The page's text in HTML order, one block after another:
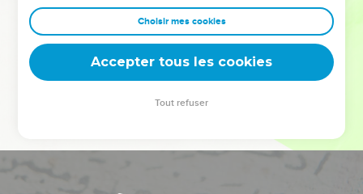
clés pour avancer avec plus de sagesse afin que leurs erreurs
deviennent vos tremplins. Que vous guidiez un ministère, une
équipe, un groupe ou une famille, leur expérience est faite
Choisir mes cookies
Accepter tous les cookies
Tout refuser